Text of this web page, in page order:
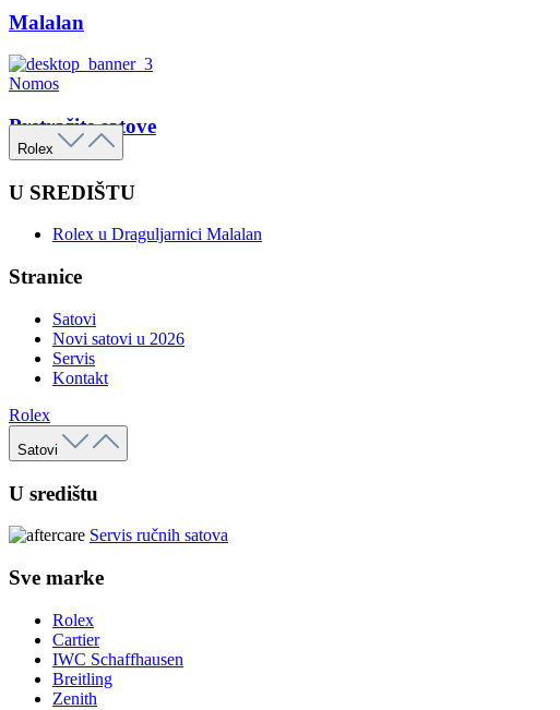
Malalan
Nomos
Pretražite satove
Rolex
U SREDIŠTU
Rolex u Draguljarnici Malalan
Stranice
Satovi
Novi satovi u 2026
Servis
Kontakt
Rolex
Satovi
U središtu
Servis ručnih satova
Sve marke
Rolex
Cartier
IWC Schaffhausen
Breitling
Zenith